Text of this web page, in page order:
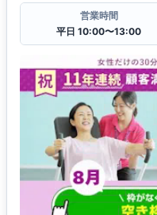
営業時間
平日 10:00〜13:00